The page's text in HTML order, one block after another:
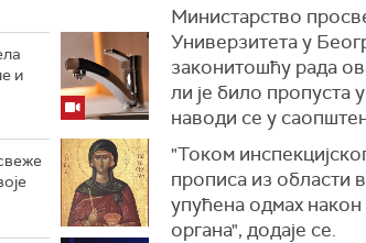
и
Министарство
Универзитета у
законитошћу рада
ли је било пропуста
наводи се у
"Током
прописа из области
упућена одмах
органа", додаје се.